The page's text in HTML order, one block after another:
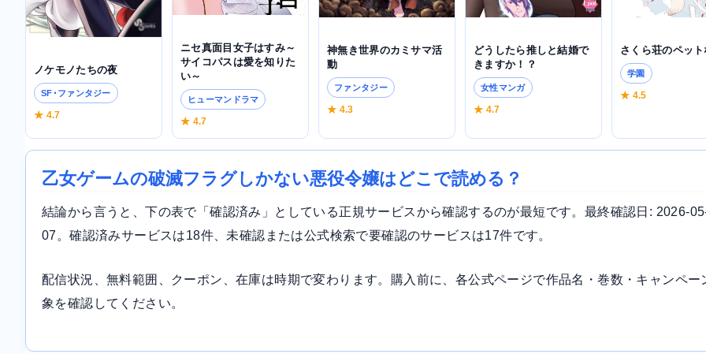
ノケモノたちの夜
SF･ファンタジー
★ 4.7
ニセ真面目女子はすみ～
サイコパスは愛を知りた
い～
ヒューマンドラマ
★ 4.7
神無き世界のカミサマ活
動
ファンタジー
★ 4.3
どうしたら推しと結婚で
きますか！？
女性マンガ
★ 4.7
さくら荘のペッ
学園
★ 4.5
乙女ゲームの破滅フラグしかない悪役令嬢はどこで読める？
結論から言うと、下の表で「確認済み」としている正規サービスから確認するのが最短です。最終確認日: 2026-
07。確認済みサービスは18件、未確認または公式検索で要確認のサービスは17件です。
配信状況、無料範囲、クーポン、在庫は時期で変わります。購入前に、各公式ページで作品名・巻数・キャンペー
象を確認してください。